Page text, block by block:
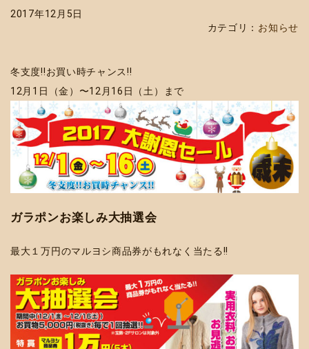
2017年12月5日
カテゴリ： お知らせ
冬支度!!お買い時チャンス!!
12月1日（金）〜12月16日（土）まで
ガラポンお楽しみ大抽選会
最大１万円のマルヨシ商品券がもれなく当たる!!